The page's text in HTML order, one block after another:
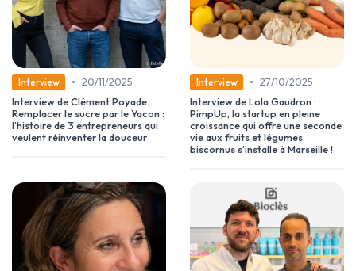
Interview • 20/11/2025
Interview de Clément Poyade.
Remplacer le sucre par le Yacon :
l’histoire de 3 entrepreneurs qui
veulent réinventer la douceur
Interview • 27/10/2025
Interview de Lola Gaudron :
PimpUp, la startup en pleine
croissance qui offre une seconde
vie aux fruits et légumes
biscornus s’installe à Marseille !